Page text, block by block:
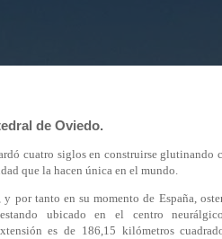
de Oviedo.
cuatro siglos en construirse glutinando
que la hacen única en el mundo.
por tanto en su momento de España,
ubicado en el centro
es de 186,15 kilómetros